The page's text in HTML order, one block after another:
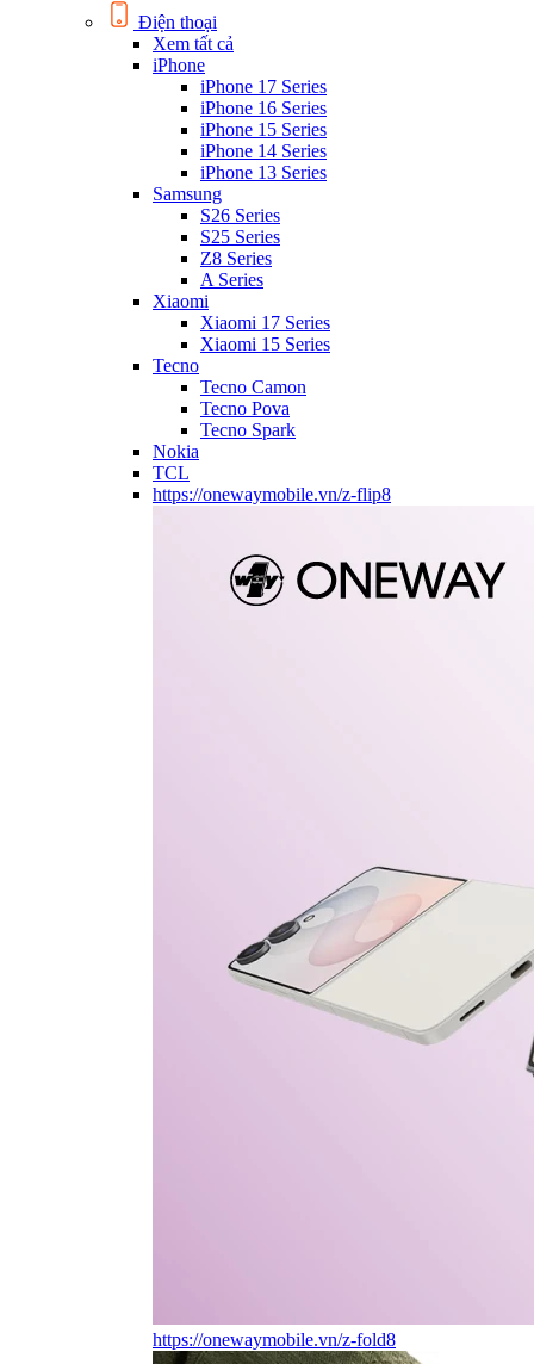
Điện thoại
Xem tất cả
iPhone
iPhone 17 Series
iPhone 16 Series
iPhone 15 Series
iPhone 14 Series
iPhone 13 Series
Samsung
S26 Series
S25 Series
Z8 Series
A Series
Xiaomi
Xiaomi 17 Series
Xiaomi 15 Series
Tecno
Tecno Camon
Tecno Pova
Tecno Spark
Nokia
TCL
https://onewaymobile.vn/z-flip8
https://onewaymobile.vn/z-fold8